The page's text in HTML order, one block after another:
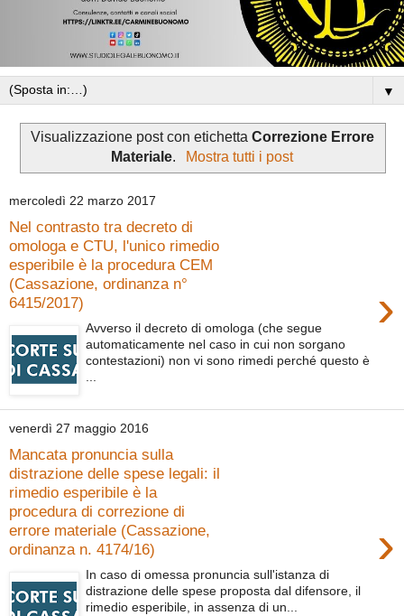
▼
Visualizzazione post con etichetta Correzione Errore
Materiale. Mostra tutti i post
mercoledì 22 marzo 2017
Nel contrasto tra decreto di
omologa e CTU, l'unico rimedio
esperibile è la procedura CEM
(Cassazione, ordinanza n°
6415/2017)
›
Avverso il decreto di omologa (che segue
automaticamente nel caso in cui non sorgano
contestazioni) non vi sono rimedi perché questo è
...
venerdì 27 maggio 2016
Mancata pronuncia sulla
distrazione delle spese legali: il
rimedio esperibile è la
procedura di correzione di
errore materiale (Cassazione,
ordinanza n. 4174/16)
›
In caso di omessa pronuncia sull'istanza di
distrazione delle spese proposta dal difensore, il
rimedio esperibile, in assenza di un...